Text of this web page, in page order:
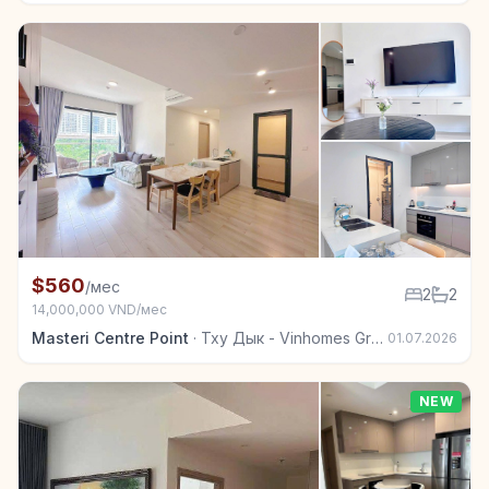
Квартира в аренду в Тху Дык - Vinhomes Grand
$560/мес
14,000,000 VND/мес
2 2
Masteri Centre Point · Тху Дык - Vinhomes Grand Park 01.07.2026
NEW